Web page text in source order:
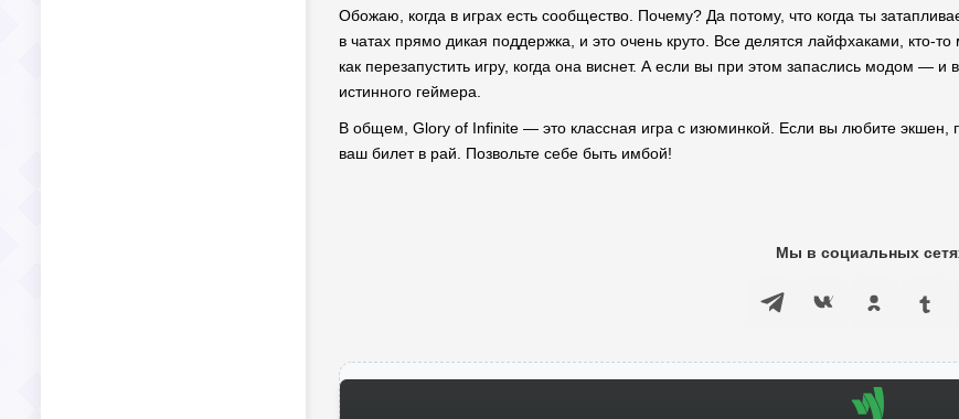
Обожаю, когда в играх есть сообщество. Почему? Да потому, что когда ты
в чатах прямо дикая поддержка, и это очень круто. Все делятся лайфхаками, кто-то
как перезапустить игру, когда она виснет. А если вы при этом запаслись модом —
истинного геймера.
В общем, Glory of Infinite — это классная игра с изюминкой. Если вы любите
ваш билет в рай. Позвольте себе быть имбой!
Мы в социальных